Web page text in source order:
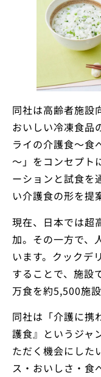
同社は高齢者施設
おいしい冷凍食品
ライの介護食～食
～」をコンセプト
ーションと試食を
い介護食の形を提
現在、日本では超
加。その一方で、
います。クックデ
することで、施設
万食を約5,500施
同社は「介護に携
護食』というジャ
ただく機会にした
ス・おいしさ・食